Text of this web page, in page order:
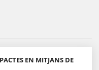
EN MITJANS DE